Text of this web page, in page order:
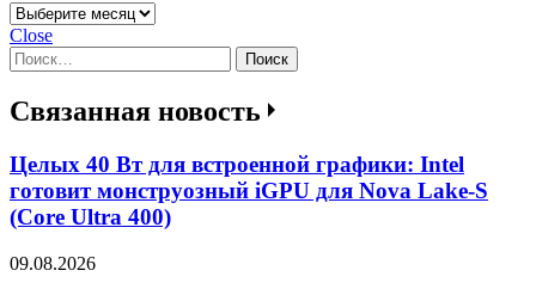
Архивы
Close
Найти:
Связанная новость
Целых 40 Вт для встроенной графики: Intel
готовит монструозный iGPU для Nova Lake-S
(Core Ultra 400)
09.08.2026